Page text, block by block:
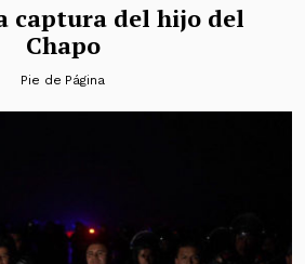
captura del hijo del
Chapo
Pie de Página